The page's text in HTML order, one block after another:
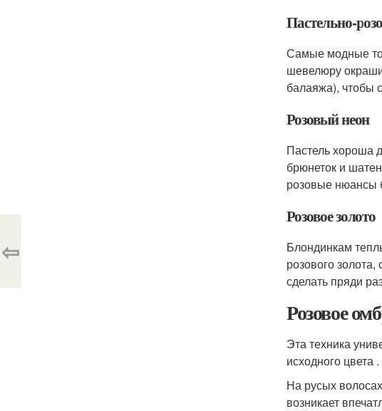
Пастельно-
Самые модные
шевелюру
балаяжа), чтобы
Розовый неон
Пастель хороша
брюнеток и
розовые нюансы
Розовое золото
Блондинкам
розового
сделать пряди
Розовое
Эта техника
исходного цвета
На русых
возникает
⇦